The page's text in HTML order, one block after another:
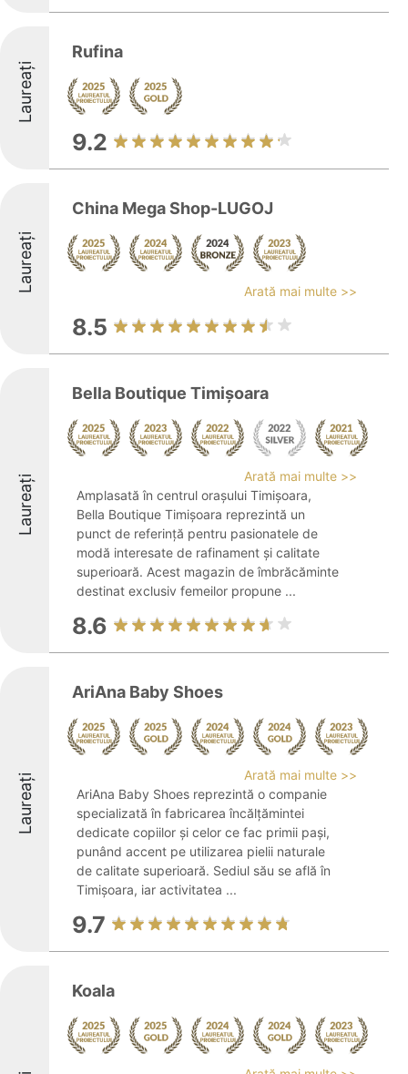
Laureați
Rufina
9.2
Laureați
China Mega Shop-LUGOJ
Arată mai multe >>
8.5
Laureați
Bella Boutique Timișoara
Arată mai multe >>
Amplasată în centrul orașului Timișoara,
Bella Boutique Timișoara reprezintă un
punct de referință pentru pasionatele de
modă interesate de rafinament și calitate
superioară. Acest magazin de îmbrăcăminte
destinat exclusiv femeilor propune ...
8.6
Laureați
AriAna Baby Shoes
Arată mai multe >>
AriAna Baby Shoes reprezintă o companie
specializată în fabricarea încălțămintei
dedicate copiilor și celor ce fac primii pași,
punând accent pe utilizarea pielii naturale
de calitate superioară. Sediul său se află în
Timișoara, iar activitatea ...
9.7
Koala